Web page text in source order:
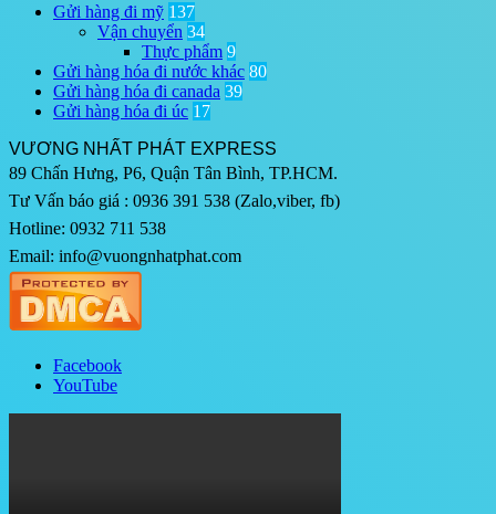
Gửi hàng đi mỹ 137
Vận chuyển 34
Thực phẩm 9
Gửi hàng hóa đi nước khác 80
Gửi hàng hóa đi canada 39
Gửi hàng hóa đi úc 17
VƯƠNG NHẤT PHÁT EXPRESS
89 Chấn Hưng, P6, Quận Tân Bình, TP.HCM.
Tư Vấn báo giá : 0936 391 538 (Zalo,viber, fb)
Hotline: 0932 711 538
Email: info@vuongnhatphat.com
Facebook
YouTube